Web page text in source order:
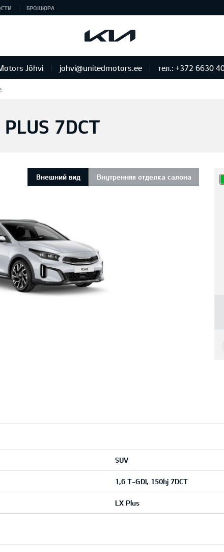
БРОШЮРА
Jõhvi johvi@unitedmotors.ee тел.: +372 6630
7DCT
Внешний вид Внутренняя отделка салона
SUV
1,6 T-GDI, 150hj 7DCT
LX Plus